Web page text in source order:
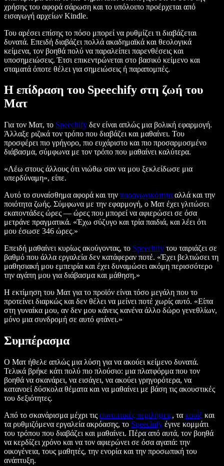
χρήσης του αφορά σάρωση και το υπόλοιπο προέρχεται από
εισαγωγή αρχείων Kindle.
Του αρέσει επίσης το πόσο μπορεί να ρυθμίζει τι διαβάζεται
δυνατά. Επειδή διαβάζει πολλά ακαδημαϊκά και θεολογικά
κείμενα, τον βοηθά πολύ να παραλείπει παρενθέσεις και
υποσημειώσεις. Έτσι επικεντρώνεται στο βασικό κείμενο και
σταματά όποτε θέλει για σημειώσεις ή παραπομπές.
Η επίδραση του Speechify στη ζωή του
Ματ
Για τον Ματ, το Speechify δεν είναι απλώς μια βολική εφαρμογή.
Άλλαξε ριζικά τον τρόπο που διαβάζει και μαθαίνει. Του
προσφέρει πιο γρήγορο, πιο ευχάριστο και πιο προσαρμοσμένο
διάβασμα, σύμφωνα με τον τρόπο που μαθαίνει καλύτερα.
«Λέω στους άλλους ότι νιώθω σαν να μου ξεκλείδωσε μια
υπερδύναμη», είπε.
Αυτό το συναίσθημα αφορά και την παραγωγικότητα αλλά και την
ποιότητα ζωής. Σύμφωνα με την εφαρμογή, ο Ματ έχει γλιτώσει
εκατοντάδες ώρες — ώρες που μπορεί να αφιερώσει σε όσα
μετράνε πραγματικά. «Έχω σύζυγο και τρία παιδιά, και λέει ότι
μου έσωσε 346 ώρες.»
Επειδή μαθαίνει κυρίως ακούγοντας, το Speechify του ταιριάζει σε
βαθμό που άλλα εργαλεία δεν κατάφεραν ποτέ. «Έχει βελτιώσει τη
μαθησιακή μου εμπειρία και έχει δυναμώσει ακόμη περισσότερο
την αγάπη μου για διάβασμα και μάθηση.»
Η εκτίμηση του Ματ για το προϊόν είναι τόσο μεγάλη που το
προτείνει διαρκώς και δεν θέλει να μείνει ποτέ χωρίς αυτό. «Είπα
στη γυναίκα μου, αν δεν μου κάνεις κανένα άλλο δώρο γενεθλίων,
μόνο μια συνδρομή σε αυτό φτάνει.»
Συμπέρασμα
Ο Ματ ήθελε απλώς μια λύση για να ακούει κείμενο δυνατά.
Τελικά βρήκε κάτι πολύ πιο πλούσιο: μια πλατφόρμα που τον
βοηθά να σκανάρει, να εισάγει, να ακούει γρηγορότερα, να
κατανοεί δύσκολα θέματα και να μαθαίνει με βάση τις ακουστικές
του δεξιότητες.
Από το σκανάρισμα μέχρι τις συνοπτικές περιλήψεις, τα κουίζ και
τα ρυθμιζόμενα εργαλεία ακρόασης, το Speechify έγινε κομμάτι
του τρόπου που διαβάζει και μαθαίνει. Πέρα από αυτά, τον βοηθά
να κερδίζει χρόνο και να τον αφιερώνει σε όσα αγαπά: την
οικογένεια, τους μαθητές, την ενορία και την προσωπική του
ανάπτυξη.